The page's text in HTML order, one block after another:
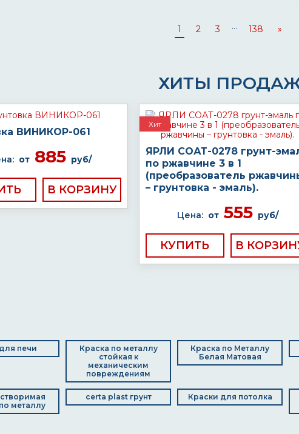
1 2 3 ... 138 »
ХИТЫ
ВИНИКОР-061
от885 руб/
Хит
ЯРЛИ СОАТ-0278 грунт-
по ржавчине 3 в 1
(преобразователь
– грунтовка - эмаль).
Цена: от555 руб/
КУПИТЬ
печи
Краска по металлу
стойкая к
механическим
повреждениям
Краска по Металлу
Белая Матовая
металлу
certa plast грунт Краски для потолка